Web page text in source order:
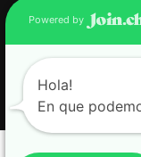
Copyright 2026 |
Política de Cookies
Política de Privacidad
Aviso Legal
Powered by
Hola!
En que